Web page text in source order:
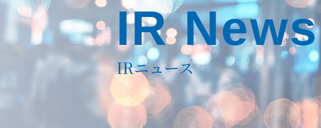
IR News
IRニュース